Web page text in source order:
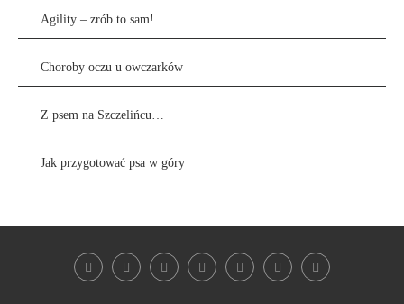
Agility – zrób to sam!
Choroby oczu u owczarków
Z psem na Szczelińcu…
Jak przygotować psa w góry